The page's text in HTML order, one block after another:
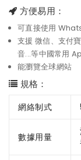
方便易用：
可直接使用
支援 微信、支付
音...等中國常用
能瀏覽全球網站
規格：
網絡制式
數據用量